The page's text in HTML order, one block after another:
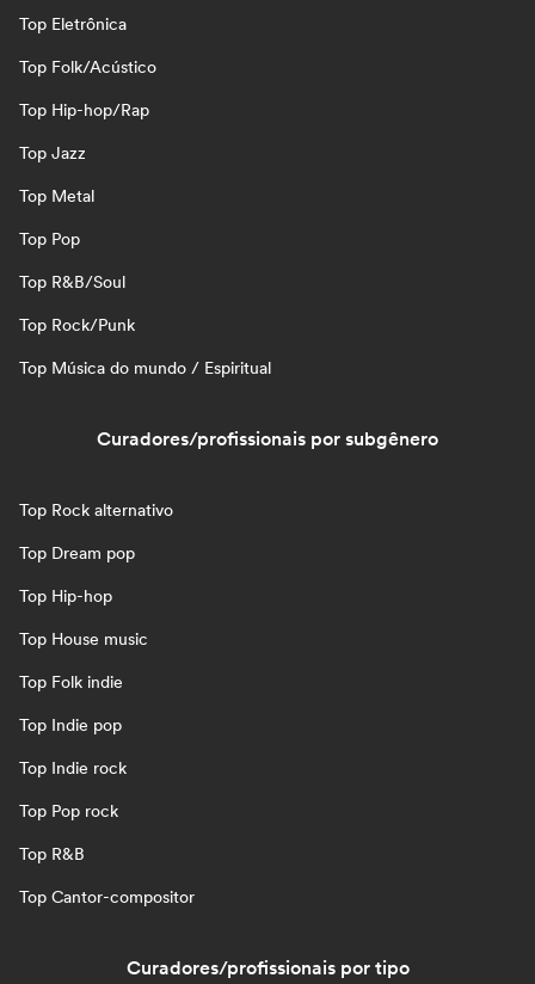
Top Eletrônica
Top Folk/Acústico
Top Hip-hop/Rap
Top Jazz
Top Metal
Top Pop
Top R&B/Soul
Top Rock/Punk
Top Música do mundo / Espiritual
Curadores/profissionais por subgênero
Top Rock alternativo
Top Dream pop
Top Hip-hop
Top House music
Top Folk indie
Top Indie pop
Top Indie rock
Top Pop rock
Top R&B
Top Cantor-compositor
Curadores/profissionais por tipo